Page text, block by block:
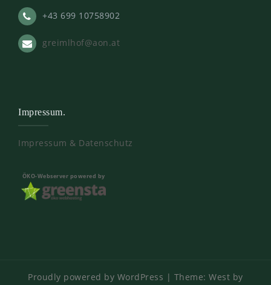
+43 699 10758902
greimlhof@aon.at
Impressum.
Impressum & Datenschutz
ÖKO-Webserver powered by
Proudly powered by WordPress | Theme:West by